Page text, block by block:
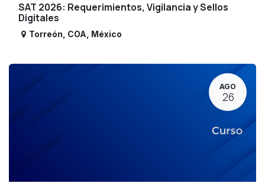
SAT 2026: Requerimientos, Vigilancia y Sellos
Digitales
Torreón COA México
AGO
26